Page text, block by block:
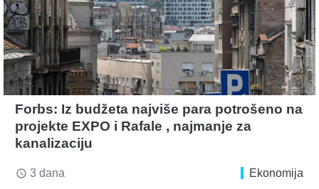
Forbs: Iz budžeta najviše para potrošeno na
projekte EXPO i Rafale , najmanje za
kanalizaciju
access_time 3 dana Ekonomija